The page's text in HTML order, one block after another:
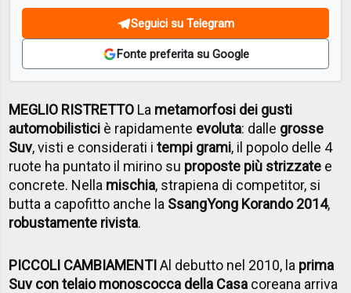
Seguici su Telegram
Fonte preferita su Google
MEGLIO RISTRETTO La metamorfosi dei gusti
automobilistici è rapidamente evoluta: dalle grosse
Suv, visti e considerati itempi grami, il popolo delle 4
ruote ha puntato il mirino su proposte più strizzate e
concrete. Nella mischia, strapiena di competitor, si
butta a capofitto anche la SsangYong Korando 2014,
robustamente rivista.
PICCOLI CAMBIAMENTIAl debutto nel 2010, la prima
Suv con telaio monoscocca della Casa coreana arriva